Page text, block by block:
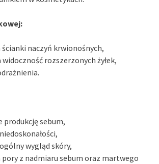
naczyń krwionośnych,
rozszerzonych żyłek,
sebum,
wygląd skóry,
pory z nadmiaru sebum oraz martwego